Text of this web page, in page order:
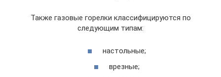
Также газовые горелки классифицируются по
следующим типам:
настольные;
врезные;